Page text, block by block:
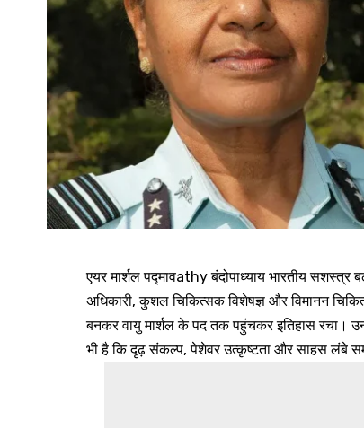
एयर मार्शल पद्मावathy बंदोपाध्याय भारतीय
अधिकारी, कुशल चिकित्सक विशेषज्ञ और विमानन
बनकर वायु मार्शल के पद तक पहुंचकर इतिहास रचा।
भी है कि दृढ़ संकल्प, पेशेवर उत्कृष्टता और साहस लंबे